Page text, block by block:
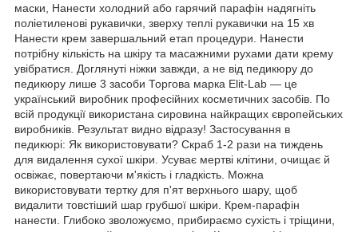
маски, Нанести холодний або гарячий парафін надягніть
поліетиленові рукавички, зверху теплі рукавички на 15 хв
Нанести крем завершальний етап процедури. Нанести
потрібну кількість на шкіру та масажними рухами дати крему
увібратися. Доглянуті ніжки завжди, а не від педикюру до
педикюру лише 3 засоби Торгова марка Elit-Lab — це
український виробник професійних косметичних засобів. По
всій продукції використана сировина найкращих європейських
виробників. Результат видно відразу! Застосування в
педикюрі: Як використовувати? Скраб 1-2 рази на тиждень
для видалення сухої шкіри. Усуває мертві клітини, очищає й
освіжає, повертаючи м'якість і гладкість. Можна
використовувати тертку для п'ят верхнього шару, щоб
видалити товстіший шар грубшої шкіри. Крем-парафін
нанести. Глибоко зволожуємо, прибираємо сухість і тріщини,